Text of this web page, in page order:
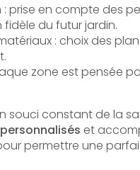
prise en compte des
du futur jardin.
: choix des
zone est pensée
souci constant de la
et
permettre une